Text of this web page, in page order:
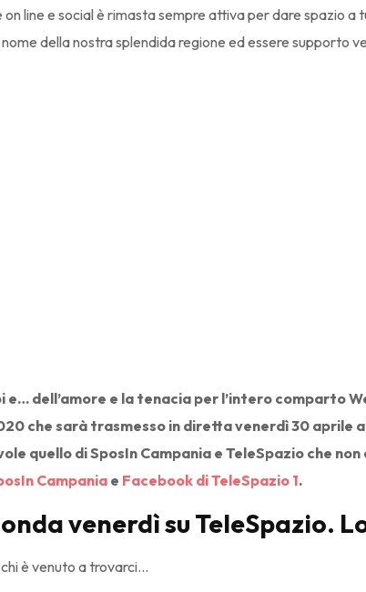
line e social è rimasta sempre attiva per dare spazio
della nostra splendida regione ed essere supporto
e… dell’amore e la tenacia per l’intero comparto
che sarà trasmesso in diretta venerdì 30 aprile
quello di SposIn Campania e TeleSpazio che
Campania e Facebook di TeleSpazio 1.
venerdì su TeleSpazio.
è venuto a trovarci…